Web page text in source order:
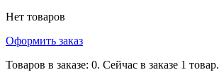
Нет товаров
Оформить заказ
Товаров в заказе: 0. Сейчас в заказе 1 товар.